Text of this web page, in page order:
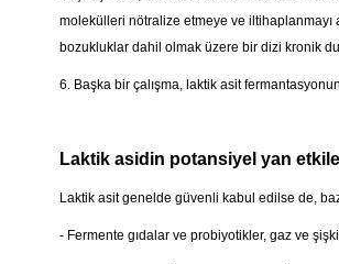
molekülleri nötralize etmeye ve iltihaplanmayı
bozukluklar dahil olmak üzere bir dizi kronik
6. Başka bir çalışma, laktik asit
Laktik asidin potansiyel yan
Laktik asit genelde güvenli kabul edilse de,
- Fermente gıdalar ve probiyotikler, gaz ve